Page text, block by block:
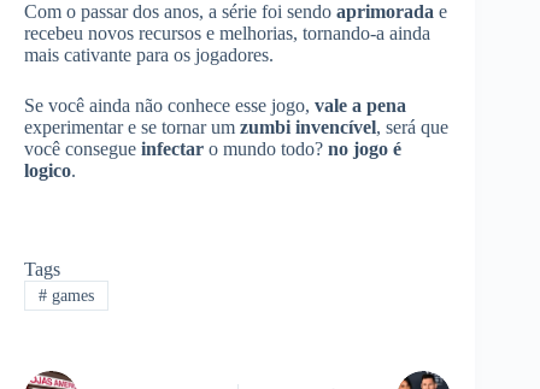
Com o passar dos anos, a série foi sendo aprimorada e
recebeu novos recursos e melhorias, tornando-a ainda
mais cativante para os jogadores.
Se você ainda não conhece esse jogo, vale a pena
experimentar e se tornar um zumbi invencível, será que
você consegue infectar o mundo todo? no jogo é
logico.
Tags
#games